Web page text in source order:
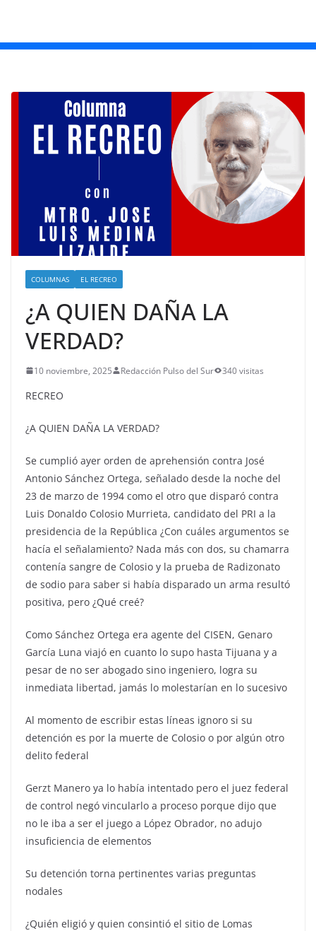
COLUMNAS EL RECREO
¿A QUIEN DAÑA LA
VERDAD?
10 noviembre, 2025 Redacción Pulso del Sur 340 visitas
RECREO
¿A QUIEN DAÑA LA VERDAD?
Se cumplió ayer orden de aprehensión contra José
Antonio Sánchez Ortega, señalado desde la noche del
23 de marzo de 1994 como el otro que disparó contra
Luis Donaldo Colosio Murrieta, candidato del PRI a la
presidencia de la República ¿Con cuáles argumentos se
hacía el señalamiento? Nada más con dos, su chamarra
contenía sangre de Colosio y la prueba de Radizonato
de sodio para saber si había disparado un arma resultó
positiva, pero ¿Qué creé?
Como Sánchez Ortega era agente del CISEN, Genaro
García Luna viajó en cuanto lo supo hasta Tijuana y a
pesar de no ser abogado sino ingeniero, logra su
inmediata libertad, jamás lo molestarían en lo sucesivo
Al momento de escribir estas líneas ignoro si su
detención es por la muerte de Colosio o por algún otro
delito federal
Gerzt Manero ya lo había intentado pero el juez federal
de control negó vincularlo a proceso porque dijo que
no le iba a ser el juego a López Obrador, no adujo
insuficiencia de elementos
Su detención torna pertinentes varias preguntas
nodales
¿Quién eligió y quien consintió el sitio de Lomas